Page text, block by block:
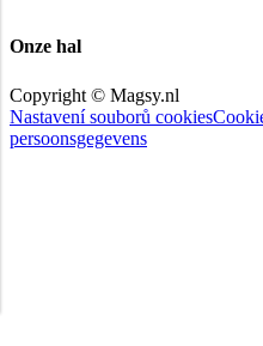
Onze hal
Copyright © Magsy.nl
Nastavení souborů cookies
persoonsgegevens